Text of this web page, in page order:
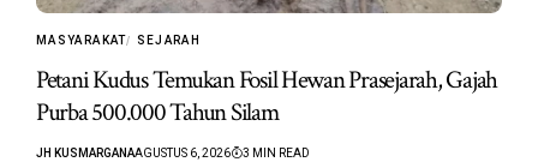
MASYARAKAT SEJARAH
Petani Kudus Temukan Fosil Hewan Prasejarah, Gajah
Purba 500.000 Tahun Silam
JH KUSMARGANAAGUSTUS 6, 2026 3 MIN READ